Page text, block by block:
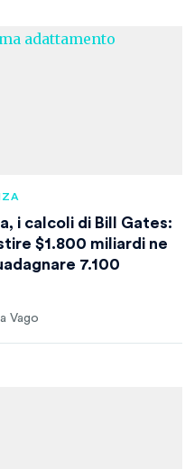
i calcoli di Bill Gates:
$1.800 miliardi ne
7.100
Vago